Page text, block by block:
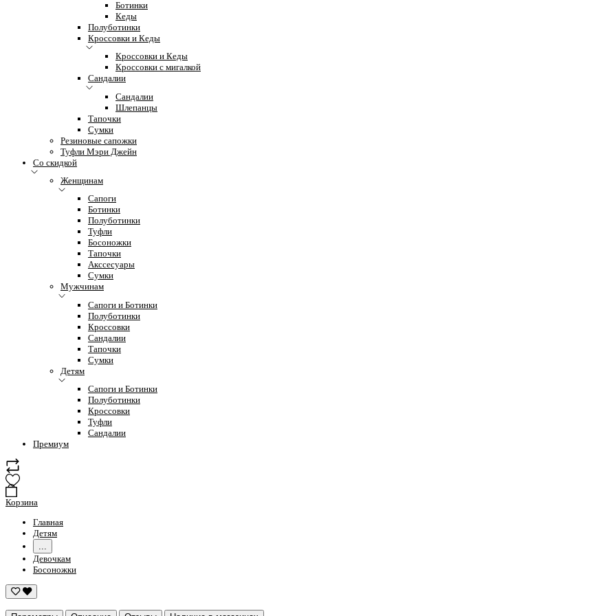
Ботинки
Кеды
Полуботинки
Кроссовки и Кеды
Кроссовки и Кеды
Кроссовки с мигалкой
Сандалии
Сандалии
Шлепанцы
Тапочки
Сумки
Резиновые сапожки
Туфли Мэри Джейн
Со скидкой
Женщинам
Сапоги
Ботинки
Полуботинки
Туфли
Босоножки
Тапочки
Акссесуары
Сумки
Мужчинам
Сапоги и Ботинки
Полуботинки
Кроссовки
Сандалии
Тапочки
Сумки
Детям
Сапоги и Ботинки
Полуботинки
Кроссовки
Туфли
Сандалии
Премиум
Корзина
Главная
Детям
...
Девочкам
Босоножки